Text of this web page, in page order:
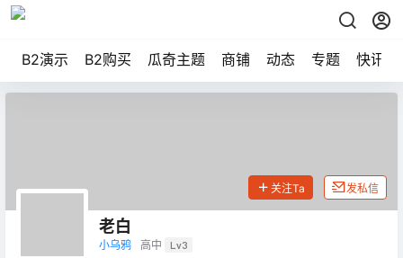
B2演示 B2购买 瓜奇主题 商铺 动态 专题 快讯
老白
小乌鸦 高中 Lv3
关注Ta 发私信